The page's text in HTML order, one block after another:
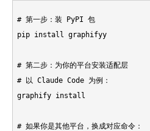
# 第一步：装 PyPI 包
pip install graphifyy
# 第二步：为你的平台安装适配层
# 以 Claude Code 为例：
graphify install
# 如果你是其他平台，换成对应命令：